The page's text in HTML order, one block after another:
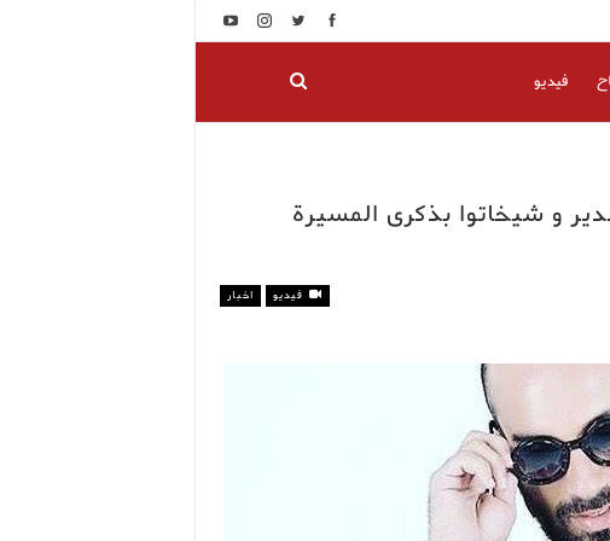
فيديو
و شيخاتوا بذكرى المسيرة
فيديو اخبار